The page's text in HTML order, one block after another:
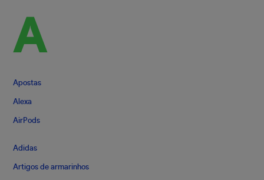
A
Apostas
Alexa
AirPods
Adidas
Artigos de armarinhos